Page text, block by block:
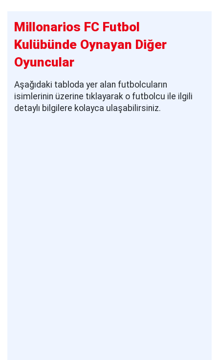
Millonarios FC Futbol
Kulübünde Oynayan Diğer
Oyuncular
Aşağıdaki tabloda yer alan futbolcuların
isimlerinin üzerine tıklayarak o futbolcu ile ilgili
detaylı bilgilere kolayca ulaşabilirsiniz.